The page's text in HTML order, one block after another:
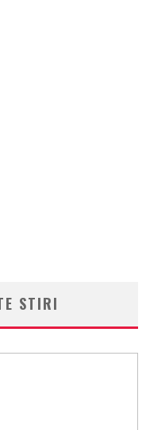
STIRI